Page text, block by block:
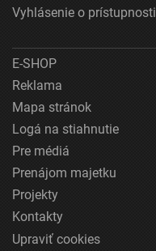
Vyhlásenie o prístupnosti
E-SHOP
Reklama
Mapa stránok
Logá na stiahnutie
Pre médiá
Prenájom majetku
Projekty
Kontakty
Upraviť cookies